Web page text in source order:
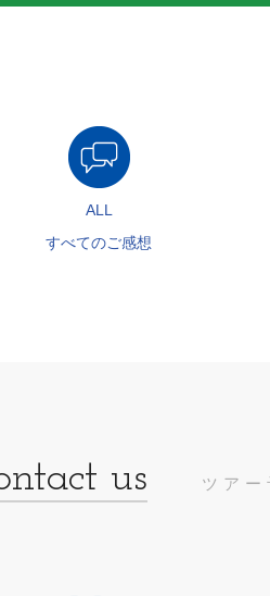
ALL
すべてのご感想
ツア